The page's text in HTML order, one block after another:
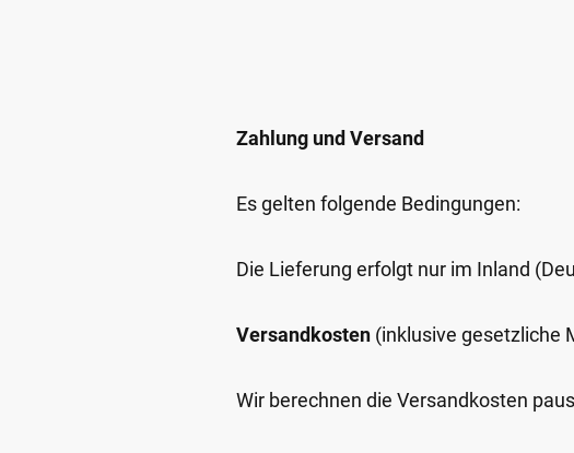
Zahlung und Versand
Es gelten folgende Bedingungen:
Die Lieferung erfolgt nur im Inland
Versandkosten (inklusive gesetzliche
Wir berechnen die Versandkosten